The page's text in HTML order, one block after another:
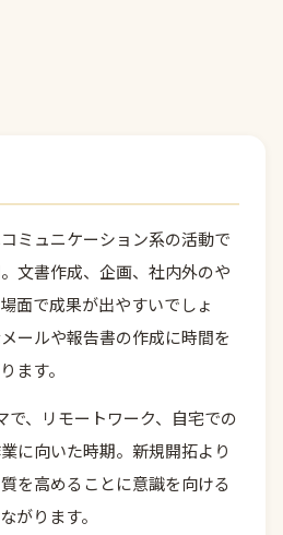
ミュニケーション系の活動で
文書作成、企画、社内外のや
面で成果が出やすいでしょ
ールや報告書の作成に時間を
ます。
で、リモートワーク、自宅での
に向いた時期。新規開拓より
を高めることに意識を向ける
がります。